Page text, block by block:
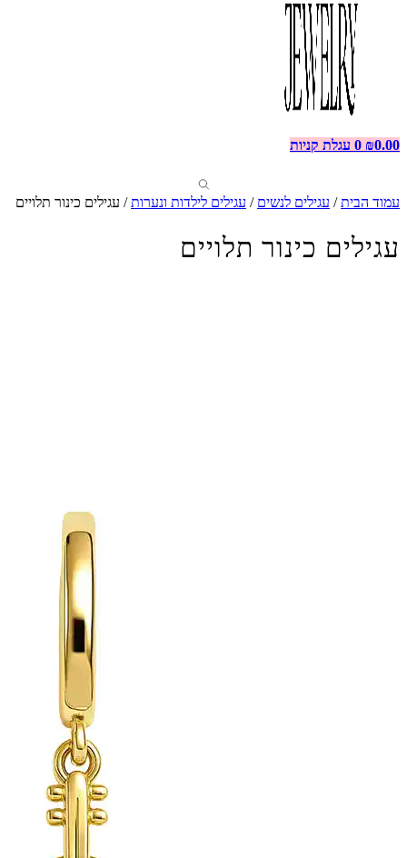
₪0.00
0 עגלת קניות
עמוד הבית/ עגילים לנשים / עגילים לילדות ונערות/ עגילים כינור תלויים
עגילים כינור תלויים